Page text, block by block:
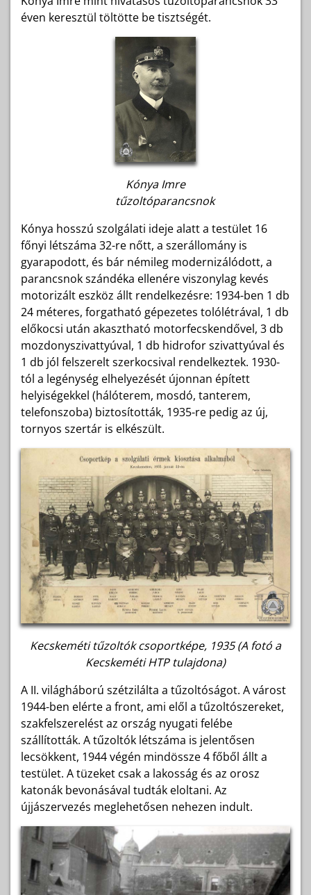
éven keresztül töltötte be tisztségét.
Kónya Imre
tűzoltóparancsnok
Kónya hosszú szolgálati ideje alatt a testület 16
főnyi létszáma 32-re nőtt, a szerállomány is
gyarapodott, és bár némileg modernizálódott, a
parancsnok szándéka ellenére viszonylag kevés
motorizált eszköz állt rendelkezésre: 1934-ben 1 db
24 méteres, forgatható gépezetes tolólétrával, 1 db
előkocsi után akasztható motorfecskendővel, 3 db
mozdonyszivattyúval, 1 db hidrofor szivattyúval és
1 db jól felszerelt szerkocsival rendelkeztek. 1930-
tól a legénység elhelyezését újonnan épített
helyiségekkel (hálóterem, mosdó, tanterem,
telefonszoba) biztosították, 1935-re pedig az új,
tornyos szertár is elkészült.
Kecskeméti tűzoltók csoportképe, 1935 (A fotó a
Kecskeméti HTP tulajdona)
A II. világháború szétzilálta a tűzoltóságot. A várost
1944-ben elérte a front, ami elől a tűzoltószereket,
szakfelszerelést az ország nyugati felébe
szállították. A tűzoltók létszáma is jelentősen
lecsökkent, 1944 végén mindössze 4 főből állt a
testület. A tüzeket csak a lakosság és az orosz
katonák bevonásával tudták eloltani. Az
újjászervezés meglehetősen nehezen indult.